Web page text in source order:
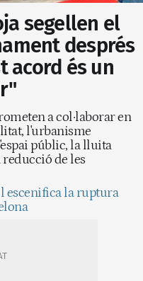
segellen el
després
acord és un
a col·laborar en
l'urbanisme
públic, la lluita
de les
escenifica la ruptura